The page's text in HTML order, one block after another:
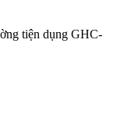
tiện dụng GHC-